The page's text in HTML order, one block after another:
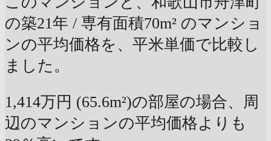
の築21年 / 専有面積70m² のマンショ
ンの平均価格を、平米単価で比較し
ました。
1,414万円 (65.6m²)の部屋の場合、周
辺のマンションの平均価格よりも